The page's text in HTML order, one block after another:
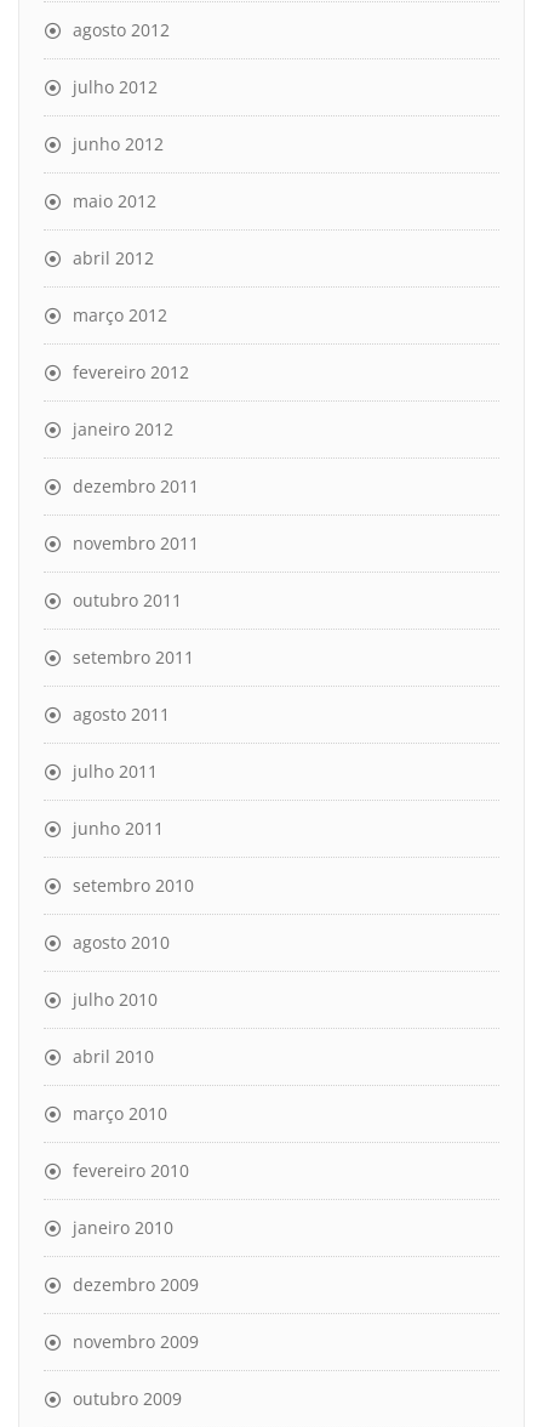
agosto 2012
julho 2012
junho 2012
maio 2012
abril 2012
março 2012
fevereiro 2012
janeiro 2012
dezembro 2011
novembro 2011
outubro 2011
setembro 2011
agosto 2011
julho 2011
junho 2011
setembro 2010
agosto 2010
julho 2010
abril 2010
março 2010
fevereiro 2010
janeiro 2010
dezembro 2009
novembro 2009
outubro 2009